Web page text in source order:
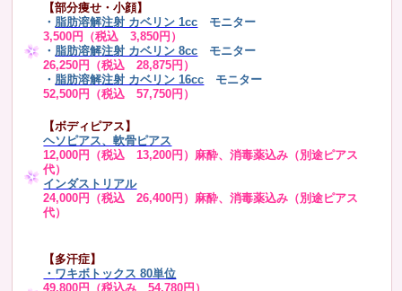
【部分痩せ・小顔】
・ 脂肪溶解注射 カベリン 1cc モニター
3,500円（税込 3,850円）
・ 脂肪溶解注射 カベリン 8cc モニター
26,250円（税込 28,875円）
・ 脂肪溶解注射 カベリン 16cc
モニター
52,500円（税込 57,750円）
【ボディピアス】
ヘソピアス、軟骨ピアス
12,000円（税込 13,200円）麻酔、消毒薬込み（別途ピアス
代）
インダストリアル
24,000円（税込 26,400円）麻酔、消毒薬込み（別途ピアス
代）
【多汗症】
・ ワキボトックス 80単位
49,800円（税込み 54,780円）